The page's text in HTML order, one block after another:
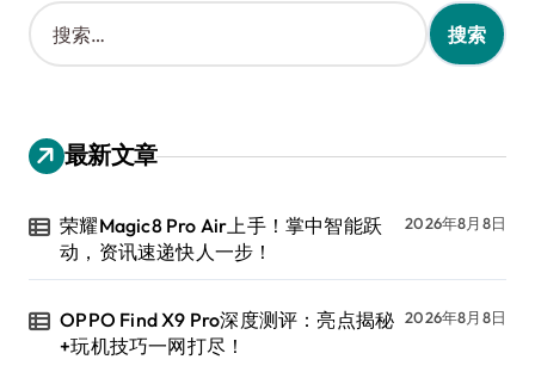
搜
索
：
最新文章
荣耀Magic8 Pro Air上手！掌中智能跃
动，资讯速递快人一步！
2026年8月8日
OPPO Find X9 Pro深度测评：亮点揭秘
+玩机技巧一网打尽！
2026年8月8日